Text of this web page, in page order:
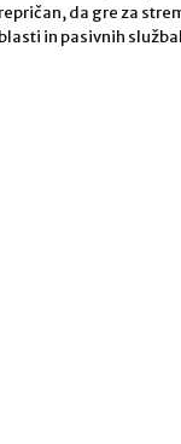
da gre za
in pasivnih